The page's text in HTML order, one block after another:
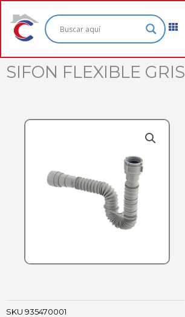
contenido
SIFON FLEXIBLE GRIS
SKU 935470001